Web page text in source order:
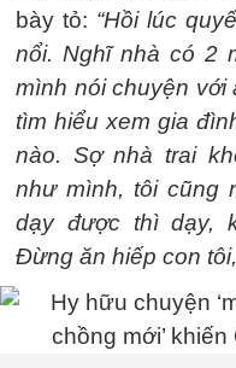
bày tỏ: “Hồi lúc
nổi. Nghĩ nhà có 2
mình nói chuyện với
tìm hiểu xem gia
nào. Sợ nhà trai
như mình, tôi cũng
dạy được thì dạy,
Đừng ăn hiếp con tôi,